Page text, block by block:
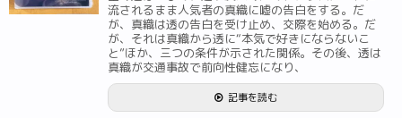
流されるまま人気者の真織に嘘の告白をする。だ
が、真織は透の告白を受け止め、交際を始める。だ
が、それは真織から透に“本気で好きにならないこ
と”ほか、三つの条件が示された関係。その後、透は
真織が交通事故で前向性健忘になり、
記事を読む